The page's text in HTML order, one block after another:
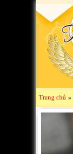
Trang chủ »